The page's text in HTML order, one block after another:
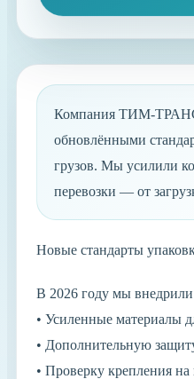
Компания ТИМ-ТРАНС
обновлёнными
грузов. Мы усилили
перевозки — от
Новые стандарты
В 2026 году мы
• Усиленные материалы
• Дополнительную
• Проверку крепления